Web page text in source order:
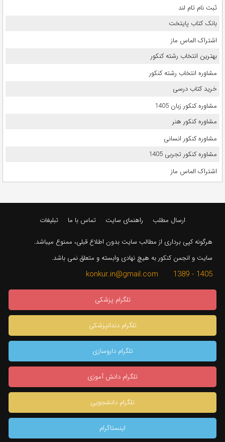
ثبت نام تام لند
بانک کتاب پایتخت
اشتراک الماس ماز
بهترین انتخاب رشته کنکور
مشاوره انتخاب رشته کنکور
خرید کتاب درسی
مشاوره کنکور زبان 1405
مشاوره کنکور هنر
مشاوره کنکور انسانی
مشاوره کنکور تجربی 1405
اشتراک الماس ماز
ارسال مطلب راهنمای سایت تماس با ما تبلیغات
هرگونه کپی برداری از مطالب سایت بدون اطلاع قبلی، ممنوع میباشد.
سایت و انجمن کنکور به هیچ نهادی وابسته و متعلق نمی باشد.
1405 - 1389 konkur.in@gmail.com
تلگرام پزشکی
تلگرام دندانپزشکی
تلگرام داروسازی
تلگرام دانش آموزی
تلگرام دانشجویی
اینستاگرام